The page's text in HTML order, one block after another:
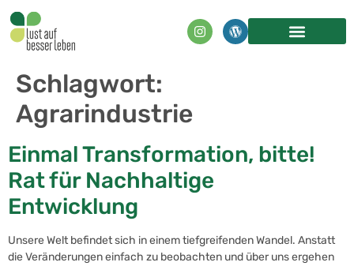
springen
Schlagwort:
Agrarindustrie
Einmal Transformation, bitte!
Rat für Nachhaltige
Entwicklung
Unsere Welt befindet sich in einem tiefgreifenden Wandel. Anstatt
die Veränderungen einfach zu beobachten und über uns ergehen